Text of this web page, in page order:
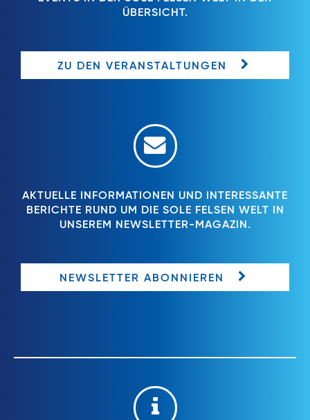
ÜBERSICHT.
ZU DEN VERANSTALTUNGEN
AKTUELLE INFORMATIONEN UND INTERESSANTE
BERICHTE RUND UM DIE SOLE FELSEN WELT IN
UNSEREM NEWSLETTER-MAGAZIN.
NEWSLETTER ABONNIEREN